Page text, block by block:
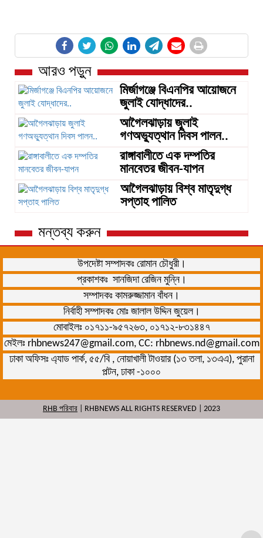
আরও পড়ুন
মির্জাগঞ্জে বিএনপির আয়োজনে
জুলাই যোদ্ধাদের..
আগৈলঝাড়ায় জুলাই
গণঅভ্যুত্থান দিবস পালন..
রাঙ্গাবালীতে এক দম্পতির
মানবেতর জীবন-যাপন
আগৈলঝাড়ায় বিশ্ব মাতৃদুগ্ধ
সপ্তাহ পালিত
মন্তব্য করুন
উপদেষ্টা সম্পাদকঃ রোমান চৌধুরী।
প্রকাশকঃ সানজিদা রেজিন মুন্নি।
সম্পাদকঃ কামরুজ্জামান বাঁধন।
নির্বাহী সম্পাদকঃ মোঃ জালাল উদ্দিন জুয়েল।
মোবাইলঃ ০১৭১১-৯৫৭২৬৩, ০১৭১২-৮৩১৪৪৭
মেইলঃ rhbnews247@gmail.com, CC: rhbnews.nd@gmail.com
ঢাকা অফিসঃ এ্যাড পার্ক, ৫৫/বি , নোয়াখালী টাওয়ার (১৩ তলা, ১৩এএ), পুরানা
পল্টন, ঢাকা -১০০০
RHB পরিবার | RHBNEWS ALL RIGHTS RESERVED | 2023